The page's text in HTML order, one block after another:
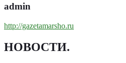
admin
http://gazetamarsho.ru
НОВОСТИ.